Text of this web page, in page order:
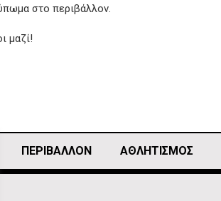
στο περιβάλλον.
μαζί!
ΠΕΡΙΒΑΛΛΟΝ ΑΘΛΗΤΙΣΜΌΣ